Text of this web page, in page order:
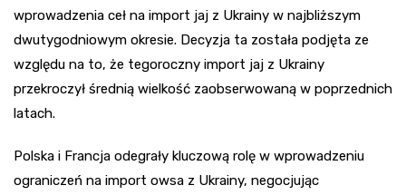
wprowadzenia ceł na import jaj z Ukrainy w najbliższym
dwutygodniowym okresie. Decyzja ta została podjęta ze
względu na to, że tegoroczny import jaj z Ukrainy
przekroczył średnią wielkość zaobserwowaną w poprzednich
latach.
Polska i Francja odegrały kluczową rolę w wprowadzeniu
ograniczeń na import owsa z Ukrainy, negocjując